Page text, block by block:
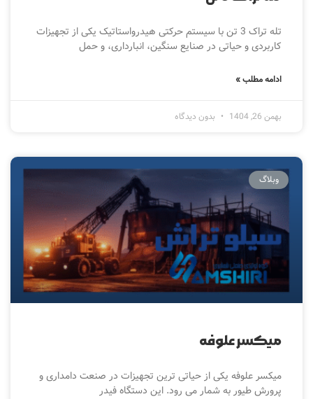
تله تراک 3 تن با سیستم حرکتی هیدرواستاتیک یکی از تجهیزات
کاربردی و حیاتی در صنایع سنگین، انبارداری، و حمل
ادامه مطلب »
بهمن 26, 1404 بدون دیدگاه
وبلاگ
میکسر علوفه
میکسر علوفه یکی از حیاتی ترین تجهیزات در صنعت دامداری و
پرورش طیور به شمار می رود. این دستگاه فیدر